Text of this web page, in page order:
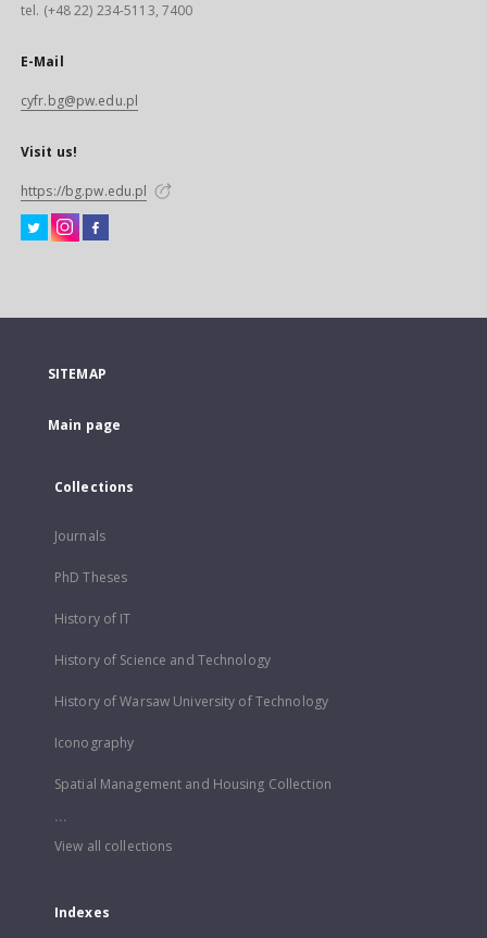
tel. (+48 22) 234-5113, 7400
E-Mail
cyfr.bg@pw.edu.pl
Visit us!
https://bg.pw.edu.pl
SITEMAP
Main page
Collections
Journals
PhD Theses
History of IT
History of Science and Technology
History of Warsaw University of Technology
Iconography
Spatial Management and Housing Collection
...
View all collections
Indexes